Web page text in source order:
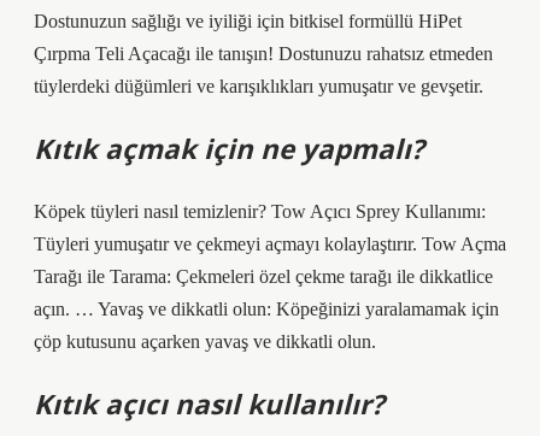
Dostunuzun sağlığı ve iyiliği için bitkisel formüllü HiPet
Çırpma Teli Açacağı ile tanışın! Dostunuzu rahatsız etmeden
tüylerdeki düğümleri ve karışıklıkları yumuşatır ve gevşetir.
Kıtık açmak için ne yapmalı?
Köpek tüyleri nasıl temizlenir? Tow Açıcı Sprey Kullanımı:
Tüyleri yumuşatır ve çekmeyi açmayı kolaylaştırır. Tow Açma
Tarağı ile Tarama: Çekmeleri özel çekme tarağı ile dikkatlice
açın. … Yavaş ve dikkatli olun: Köpeğinizi yaralamamak için
çöp kutusunu açarken yavaş ve dikkatli olun.
Kıtık açıcı nasıl kullanılır?